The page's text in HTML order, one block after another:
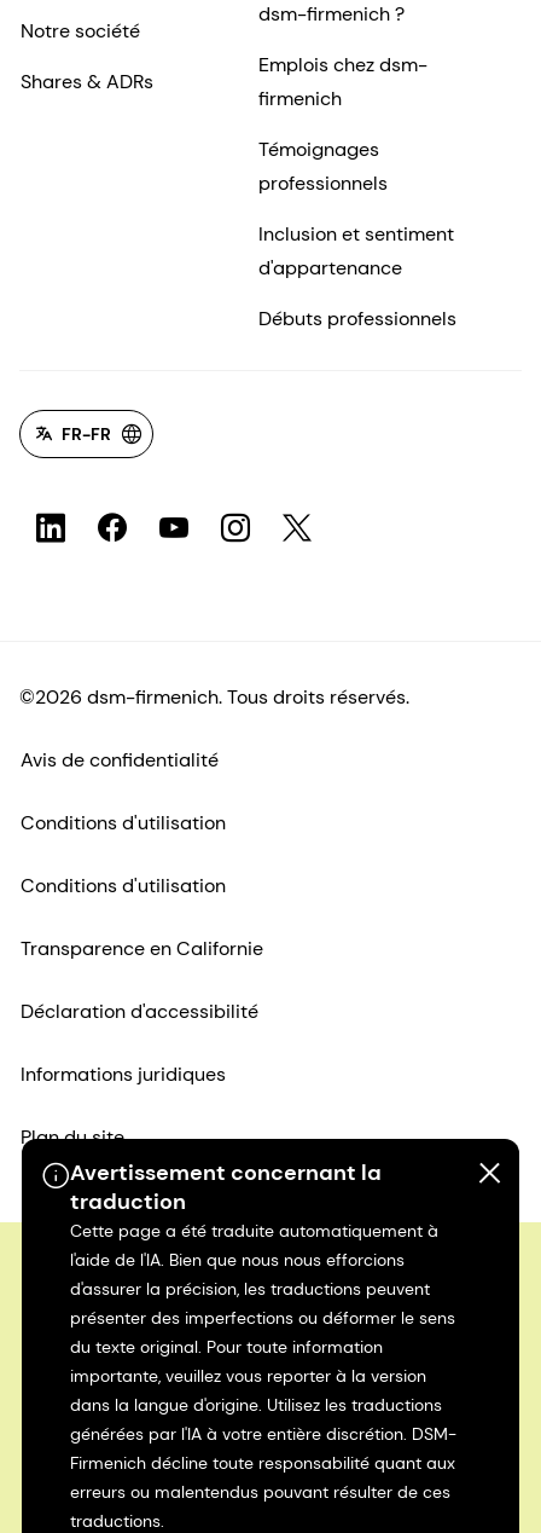
Avertissement concernant la
traduction
Cette page a été traduite automatiquement à
l'aide de l'IA. Bien que nous nous efforcions
d'assurer la précision, les traductions peuvent
présenter des imperfections ou déformer le sens
du texte original. Pour toute information
importante, veuillez vous reporter à la version
dans la langue d'origine. Utilisez les traductions
générées par l'IA à votre entière discrétion. DSM-
Firmenich décline toute responsabilité quant aux
erreurs ou malentendus pouvant résulter de ces
traductions.
Notre société
Shares & ADRs
dsm-firmenich ?
Emplois chez dsm-
firmenich
Témoignages
professionnels
Inclusion et sentiment
d'appartenance
Débuts professionnels
FR-FR
©2026 dsm-firmenich. Tous droits réservés.
Avis de confidentialité
Conditions d'utilisation
Conditions d'utilisation
Transparence en Californie
Déclaration d'accessibilité
Informations juridiques
Plan du site